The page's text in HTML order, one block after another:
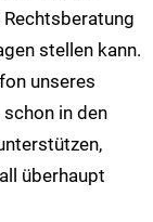
stellen kann.
unseres
in den
überhaupt